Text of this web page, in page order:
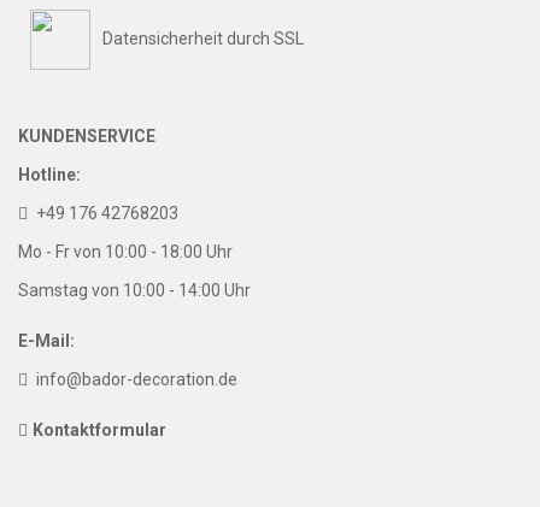
Datensicherheit durch SSL
KUNDENSERVICE
Hotline:
+49 176 42768203
Mo - Fr von 10:00 - 18:00 Uhr
Samstag von 10:00 - 14:00 Uhr
E-Mail:
info@bador-decoration.de
Kontaktformular